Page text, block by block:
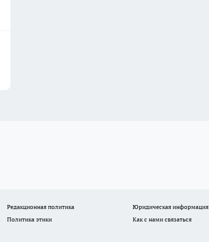
Редакционная политика
Юридическая информация
Политика этики
Как с нами связаться